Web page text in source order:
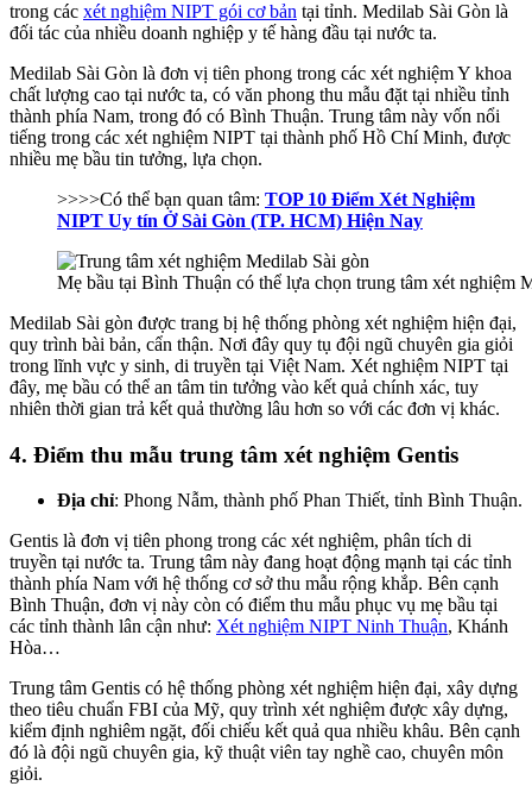
trong các xét nghiệm NIPT gói cơ bản tại tỉnh. Medilab Sài Gòn là
đối tác của nhiều doanh nghiệp y tế hàng đầu tại nước ta.
Medilab Sài Gòn là đơn vị tiên phong trong các xét nghiệm Y khoa
chất lượng cao tại nước ta, có văn phong thu mẫu đặt tại nhiều tỉnh
thành phía Nam, trong đó có Bình Thuận. Trung tâm này vốn nổi
tiếng trong các xét nghiệm NIPT tại thành phố Hồ Chí Minh, được
nhiều mẹ bầu tin tưởng, lựa chọn.
>>>>Có thể bạn quan tâm: TOP 10 Điểm Xét Nghiệm
NIPT Uy tín Ở Sài Gòn (TP. HCM) Hiện Nay
Mẹ bầu tại Bình Thuận có thể lựa chọn trung tâm xét nghiệm
Medilab Sài gòn được trang bị hệ thống phòng xét nghiệm hiện đại,
quy trình bài bản, cẩn thận. Nơi đây quy tụ đội ngũ chuyên gia giỏi
trong lĩnh vực y sinh, di truyền tại Việt Nam. Xét nghiệm NIPT tại
đây, mẹ bầu có thể an tâm tin tưởng vào kết quả chính xác, tuy
nhiên thời gian trả kết quả thường lâu hơn so với các đơn vị khác.
4. Điểm thu mẫu trung tâm xét nghiệm Gentis
Địa chỉ: Phong Nẫm, thành phố Phan Thiết, tỉnh Bình Thuận.
Gentis là đơn vị tiên phong trong các xét nghiệm, phân tích di
truyền tại nước ta. Trung tâm này đang hoạt động mạnh tại các tỉnh
thành phía Nam với hệ thống cơ sở thu mẫu rộng khắp. Bên cạnh
Bình Thuận, đơn vị này còn có điểm thu mẫu phục vụ mẹ bầu tại
các tỉnh thành lân cận như: Xét nghiệm NIPT Ninh Thuận, Khánh
Hòa…
Trung tâm Gentis có hệ thống phòng xét nghiệm hiện đại, xây dựng
theo tiêu chuẩn FBI của Mỹ, quy trình xét nghiệm được xây dựng,
kiểm định nghiêm ngặt, đối chiếu kết quả qua nhiều khâu. Bên cạnh
đó là đội ngũ chuyên gia, kỹ thuật viên tay nghề cao, chuyên môn
giỏi.